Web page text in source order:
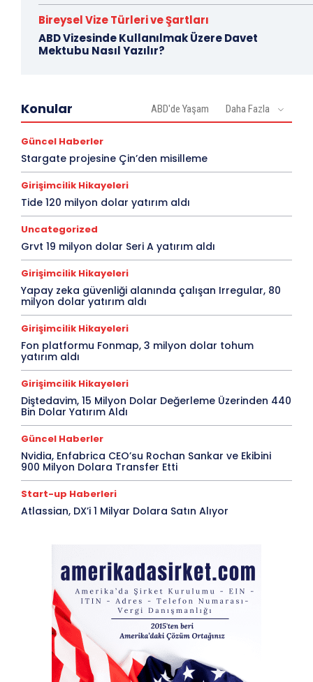
Bireysel Vize Türleri ve Şartları
ABD Vizesinde Kullanılmak Üzere Davet
Mektubu Nasıl Yazılır?
Konular ABD'de Yaşam Daha Fazla
Güncel Haberler
Stargate projesine Çin’den misilleme
Girişimcilik Hikayeleri
Tide 120 milyon dolar yatırım aldı
Uncategorized
Grvt 19 milyon dolar Seri A yatırım aldı
Girişimcilik Hikayeleri
Yapay zeka güvenliği alanında çalışan Irregular, 80
milyon dolar yatırım aldı
Girişimcilik Hikayeleri
Fon platformu Fonmap, 3 milyon dolar tohum
yatırım aldı
Girişimcilik Hikayeleri
Diştedavim, 15 Milyon Dolar Değerleme Üzerinden 440
Bin Dolar Yatırım Aldı
Güncel Haberler
Nvidia, Enfabrica CEO’su Rochan Sankar ve Ekibini
900 Milyon Dolara Transfer Etti
Start-up Haberleri
Atlassian, DX’i 1 Milyar Dolara Satın Alıyor